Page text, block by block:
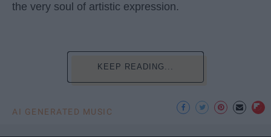
the very soul of artistic expression.
KEEP READING...
AI GENERATED MUSIC